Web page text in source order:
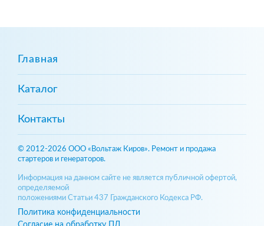
Главная
Каталог
Контакты
© 2012-2026 ООО «Вольтаж Киров». Ремонт и продажа
стартеров и генераторов.
Информация на данном сайте не является публичной офертой,
определяемой
положениями Статьи 437 Гражданского Кодекса РФ.
Политика конфиденциальности